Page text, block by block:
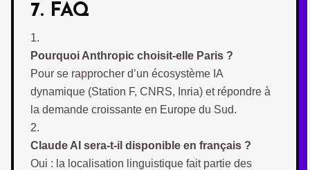
7. FAQ
Pourquoi Anthropic choisit-elle Paris ?
Pour se rapprocher d’un écosystème IA
dynamique (Station F, CNRS, Inria) et répondre à
la demande croissante en Europe du Sud.
Claude AI sera-t-il disponible en français ?
Oui : la localisation linguistique fait partie des